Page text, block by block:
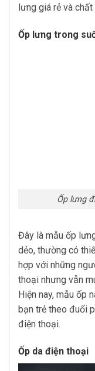
lưng giá rẻ và
Ốp lưng trong
Ốp lưng
Đây là mẫu ốp
dẻo, thường có
hợp với những
thoại nhưng vẫn
Hiện nay, mẫu ốp
bạn trẻ theo đuổi
điện thoại.
Ốp da điện thoại